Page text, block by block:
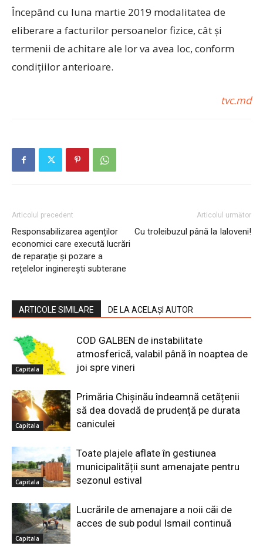
Începând cu luna martie 2019 modalitatea de
eliberare a facturilor persoanelor fizice, cât și
termenii de achitare ale lor va avea loc, conform
condițiilor anterioare.
tvc.md
Articolul precedent
Responsabilizarea agenților
economici care execută lucrări
de reparație și pozare a
rețelelor inginerești subterane
Articolul următor
Cu troleibuzul până la Ialoveni!
ARTICOLE SIMILARE DE LA ACELAȘI AUTOR
Capitala
COD GALBEN de instabilitate
atmosferică, valabil până în noaptea de
joi spre vineri
Capitala
Primăria Chișinău îndeamnă cetățenii
să dea dovadă de prudență pe durata
caniculei
Capitala
Toate plajele aflate în gestiunea
municipalității sunt amenajate pentru
sezonul estival
Capitala
Lucrările de amenajare a noii căi de
acces de sub podul Ismail continuă